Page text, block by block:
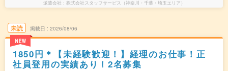
派遣会社 株式会社スタッフサービス（神奈川・千葉・埼玉エリア）
未読
NEW
掲載日 2026/08/06
1850円＊【未経験歓迎！】経理のお仕事！正
社員登用の実績あり！2名募集